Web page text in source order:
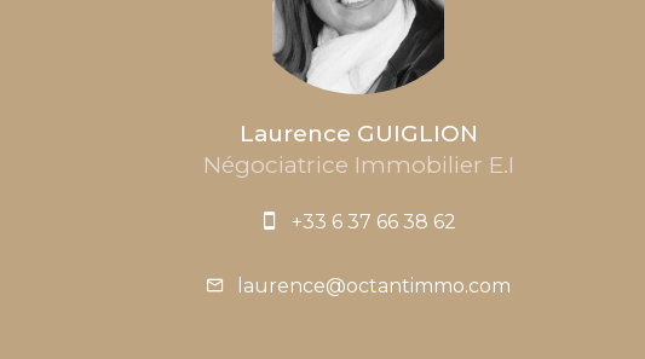
Laurence GUIGLION
Négociatrice Immobilier E.I
+33 6 37 66 38 62
laurence@octantimmo.com